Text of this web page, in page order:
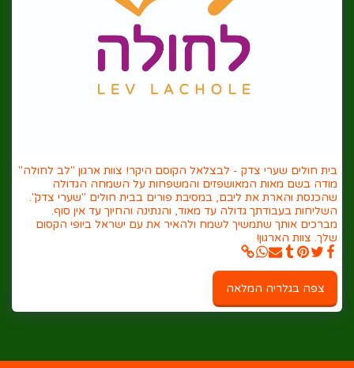
בית חולים שערי צדק - לבצלאל הקוסם היקר! צוות ארגון "לב לחולה"
מודה בשם מאות המאושפזים והמשפחות על השמחה הגדולה
שהכנסת והארת את ליבם, במסיבת פורים בבית חולים "שערי צדק".
השליחות בעבודתך גדולה עד מאוד, והנתינה והחיוך עד אין סוף.
מברכים אותך שתמשיך לשמח ולהאיר את עם ישראל ביופי הקסום
שלך. צוות הארגון!
צפה בגלריה המלאה